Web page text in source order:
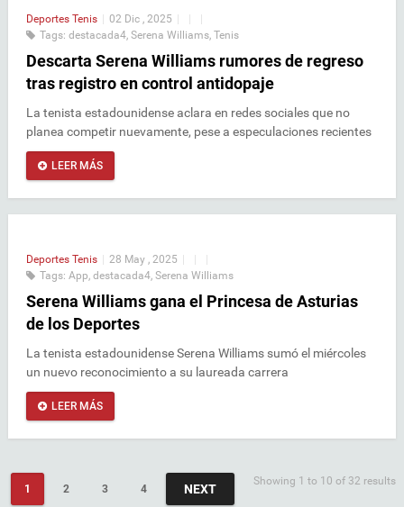
Deportes Tenis | 02 Dic , 2025 | |
|
Tags: destacada4 Serena Williams Tenis
Descarta Serena Williams rumores de regreso
tras registro en control antidopaje
La tenista estadounidense aclara en redes sociales que no
planea competir nuevamente, pese a especulaciones recientes
LEER MÁS
Deportes Tenis | 28 May , 2025 | |
|
Tags: App destacada4 Serena Williams
Serena Williams gana el Princesa de Asturias
de los Deportes
La tenista estadounidense Serena Williams sumó el miércoles
un nuevo reconocimiento a su laureada carrera
LEER MÁS
1 2 3 4 NEXT
Showing 1 to 10 of 32 results